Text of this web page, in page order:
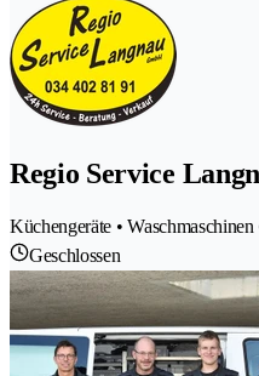
Regio Service
Küchengeräte •
Geschlossen